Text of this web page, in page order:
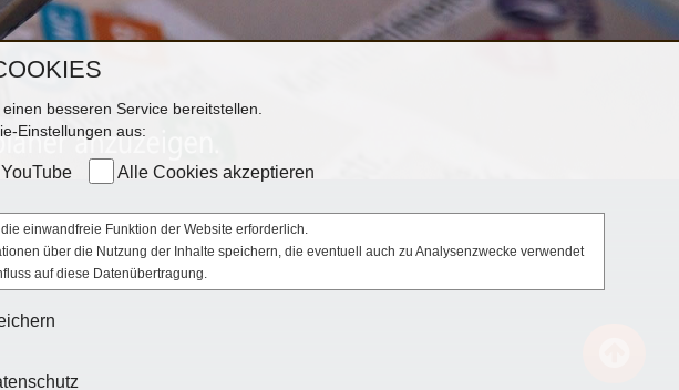
besseren Service bereitstellen.
Einstellungen aus:
YouTube Alle Cookies akzeptieren
einwandfreie Funktion der Website erforderlich.
über die Nutzung der Inhalte speichern, die eventuell auch zu Analysenzwecke verwendet
auf diese Datenübertragung.